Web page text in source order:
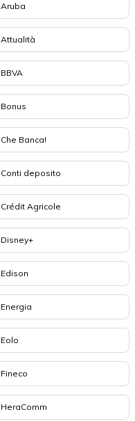
Aruba
Attualità
BBVA
Bonus
Che Banca!
Conti deposito
Crédit Agricole
Disney+
Edison
Energia
Eolo
Fineco
HeraComm